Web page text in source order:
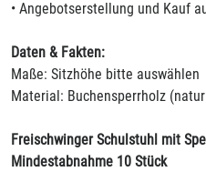
• Angebotserstellung und Kauf
Daten & Fakten:
Maße: Sitzhöhe bitte auswählen
Material: Buchensperrholz
Freischwinger Schulstuhl mit
Mindestabnahme 10 Stück